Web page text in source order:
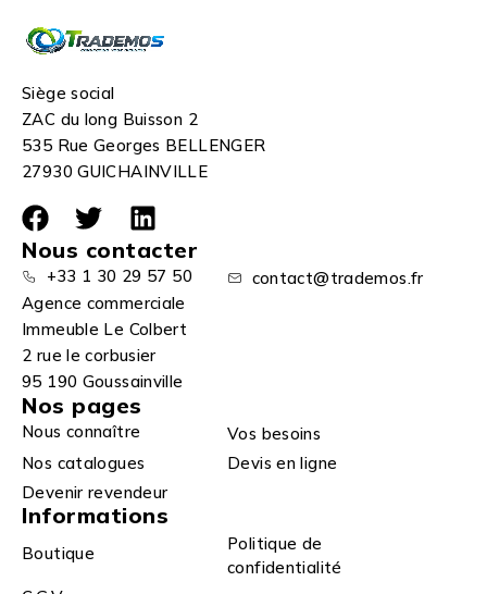
Siège social
ZAC du long Buisson 2
535 Rue Georges BELLENGER
27930 GUICHAINVILLE
Nous contacter
+33 1 30 29 57 50
contact@trademos.fr
Agence commerciale
Immeuble Le Colbert
2 rue le corbusier
95 190 Goussainville
Nos pages
Nous connaître
Vos besoins
Nos catalogues
Devis en ligne
Devenir revendeur
Informations
Boutique
Politique de
confidentialité